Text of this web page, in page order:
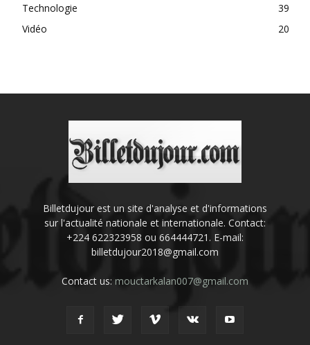
Technologie
39
Vidéo
20
Billetdujour est un site d'analyse et d'informations
sur l'actualité nationale et internationale. Contact:
+224 622323958 ou 664444721. E-mail:
billetdujour2018@gmail.com
Contact us: mouctarkalan007@gmail.com